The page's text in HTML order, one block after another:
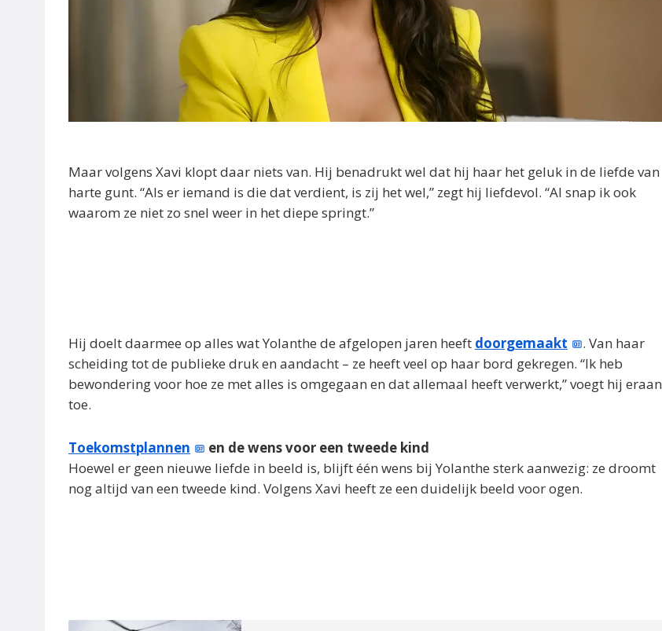
Maar volgens Xavi klopt daar niets van. Hij benadrukt wel dat hij haar het geluk in de liefde van
harte gunt. “Als er iemand is die dat verdient, is zij het wel,” zegt hij liefdevol. “Al snap ik ook
waarom ze niet zo snel weer in het diepe springt.”
Hij doelt daarmee op alles wat Yolanthe de afgelopen jaren heeft doorgemaakt
. Van haar
scheiding tot de publieke druk en aandacht – ze heeft veel op haar bord gekregen. “Ik heb
bewondering voor hoe ze met alles is omgegaan en dat allemaal heeft verwerkt,” voegt hij eraan
toe.
Toekomstplannen
en de wens voor een tweede kind
Hoewel er geen nieuwe liefde in beeld is, blijft één wens bij Yolanthe sterk aanwezig: ze droomt
nog altijd van een tweede kind. Volgens Xavi heeft ze een duidelijk beeld voor ogen.